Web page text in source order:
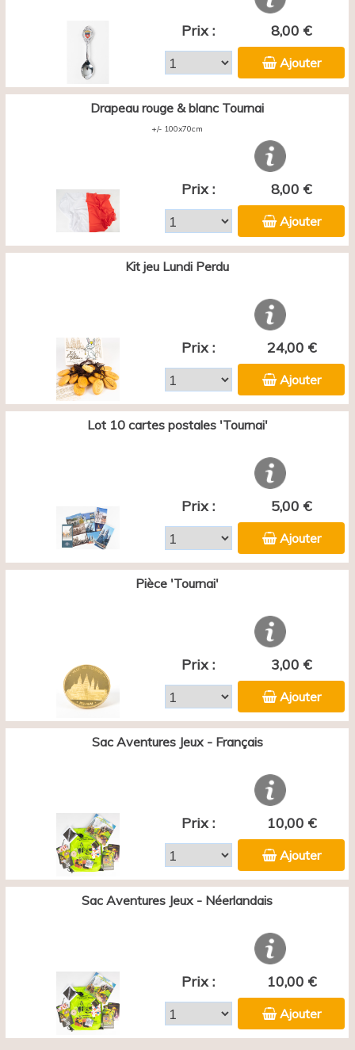
Prix : 8,00 €
Ajouter
Drapeau rouge & blanc Tournai
+/- 100x70cm
Prix : 8,00 €
Ajouter
Kit jeu Lundi Perdu
Prix : 24,00 €
Ajouter
Lot 10 cartes postales 'Tournai'
Prix : 5,00 €
Ajouter
Pièce 'Tournai'
Prix : 3,00 €
Ajouter
Sac Aventures Jeux - Français
Prix : 10,00 €
Ajouter
Sac Aventures Jeux - Néerlandais
Prix : 10,00 €
Ajouter